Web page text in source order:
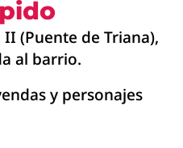
(Puente de Triana),
al barrio.
y personajes